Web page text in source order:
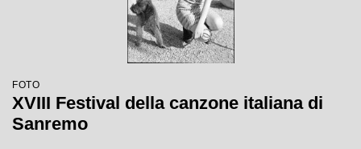
FOTO
XVIII Festival della canzone italiana di
Sanremo